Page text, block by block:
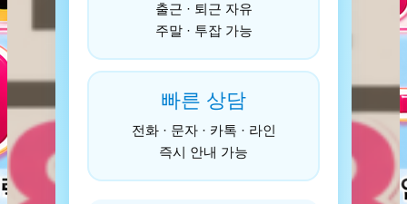
출근 · 퇴근 자유
주말 · 투잡 가능
빠른 상담
전화 · 문자 · 카톡 · 라인
즉시 안내 가능